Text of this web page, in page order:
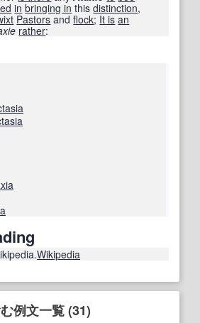
in bringing in thisdistinction,
Pastors andflock; It is an
rather:
Wikipedia
例文一覧 (31)